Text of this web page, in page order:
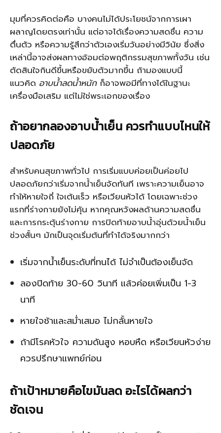
มุมที่ควรคิดต่อคือ บางคนไม่ได้ประโยชน์จากการเผา
ผลาญโดยตรงเท่านั้น แต่อาจได้เรื่องความสดชื่น ความ
ตื่นตัว หรือความรู้สึกว่าตัวเองเริ่มวันอย่างมีวินัย ซึ่งสิ่ง
เหล่านี้อาจส่งผลทางอ้อมต่อพฤติกรรมสุขภาพทั้งวัน เช่น
ตัดสินใจกินดีขึ้นหรือขยับตัวมากขึ้น ถ้ามองแบบนี้
แนวคิด อาบน้ำลดน้ำหนักก็อาจพอมีที่ทางได้ในฐานะ
เครื่องมือเสริม แต่ไม่ใช่พระเอกของเรื่อง
ถ้าอยากลองอาบน้ำเย็น ควรทำแบบไหนให้
ปลอดภัย
สำหรับคนสุขภาพทั่วไป การเริ่มแบบค่อยเป็นค่อยไป
ปลอดภัยกว่าเริ่มจากน้ำเย็นจัดทันที เพราะความเย็นอาจ
ทำให้หายใจถี่ ใจเต้นเร็ว หรือเวียนหัวได้ โดยเฉพาะช่วง
แรกที่ร่างกายยังไม่คุ้น หากคุณหวังผลด้านความสดชื่น
และการกระตุ้นร่างกาย การปิดท้ายอาบน้ำอุ่นด้วยน้ำเย็น
ช่วงสั้นๆ มักเป็นจุดเริ่มต้นที่ทำได้จริงมากกว่า
เริ่มจากน้ำเย็นระดับที่ทนได้ ไม่จำเป็นต้องเย็นจัด
ลองปิดท้าย 30-60 วินาที แล้วค่อยเพิ่มเป็น 1-3
นาที
หายใจช้าและสม่ำเสมอ ไม่กลั้นหายใจ
ถ้ามีโรคหัวใจ ความดันสูง หอบหืด หรือเวียนหัวง่าย
ควรปรึกษาแพทย์ก่อน
ถ้าเป้าหมายคือไขมันลด อะไรได้ผลกว่า
ชัดเจน